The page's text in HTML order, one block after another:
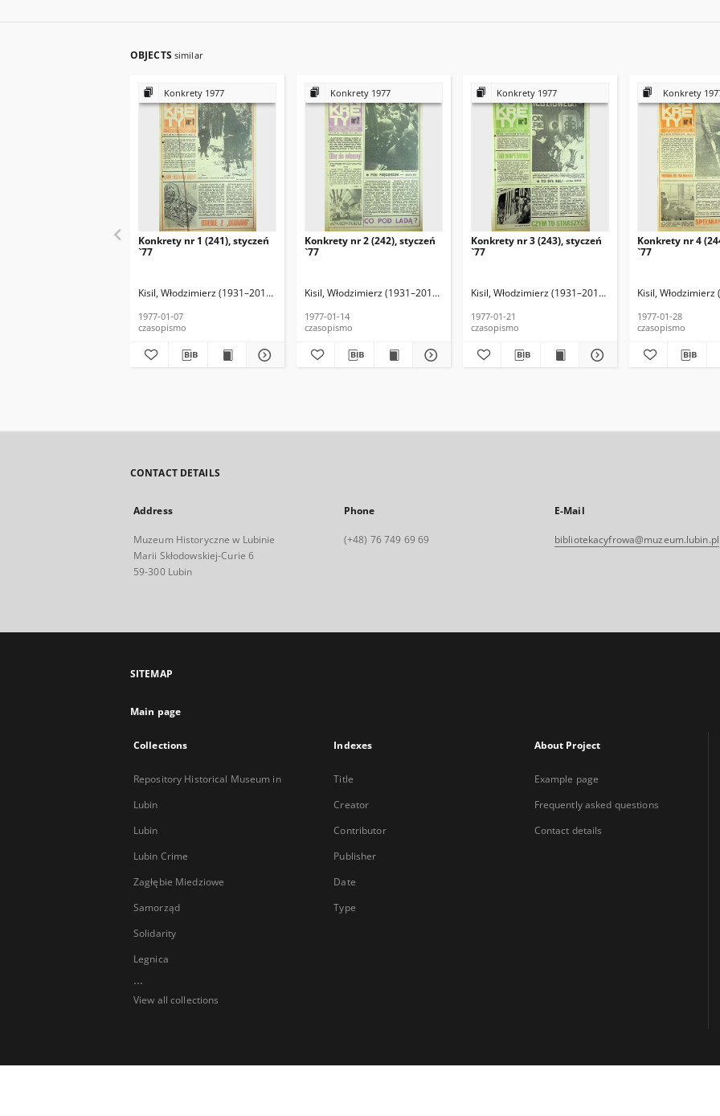
OBJECTS similar
Konkrety 1977
Konkrety nr 1 (241), styczeń
`77
Kisil, Włodzimierz (1931–2013) (red. nacz.) Raczkowiak, Krzysztof (1952–2016) (fotoreporter)
1977-01-07
czasopismo
Konkrety 1977
Konkrety nr 2 (242), styczeń
`77
Kisil, Włodzimierz (1931–2013) (red. nacz.) Raczkowiak, Krzysztof (1952–2016) (fotoreporter)
1977-01-14
czasopismo
Konkrety 1977
Konkrety nr 3 (243), styczeń
`77
Kisil, Włodzimierz (1931–2013) (red. nacz.)
1977-01-21
czasopismo
Konkrety
Konkrety nr 4
`77
Kisil, Włodzimierz
1977-01-28
czasopismo
CONTACT DETAILS
Address
Muzeum Historyczne w Lubinie
Marii Skłodowskiej-Curie 6
59-300 Lubin
Phone
(+48) 76 749 69 69
E-Mail
bibliotekacyfrowa@muzeum.lubin.pl
SITEMAP
Main page
Collections
Repository Historical Museum in
Lubin
Lubin
Lubin Crime
Zagłębie Miedziowe
Samorząd
Solidarity
Legnica
...
View all collections
Indexes
Title
Creator
Contributor
Publisher
Date
Type
About Project
Example page
Frequently asked questions
Contact details